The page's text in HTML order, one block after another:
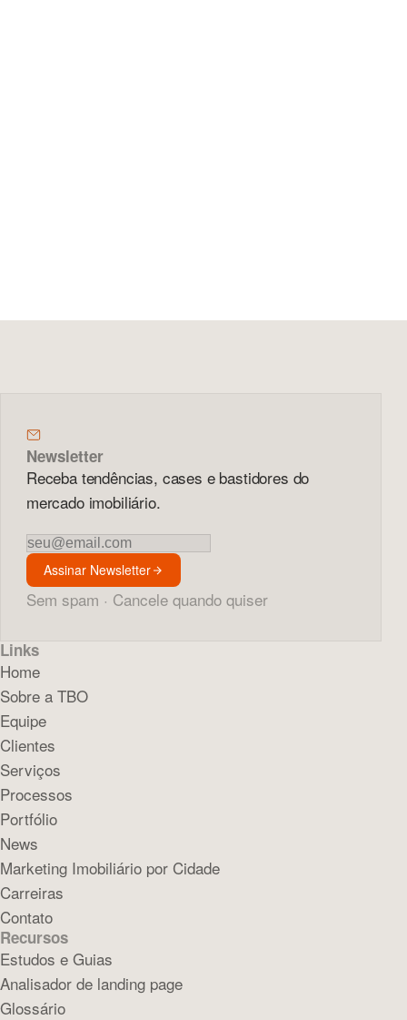
Newsletter
Receba tendências, cases e bastidores do
mercado imobiliário.
Newsletter
Assinar Newsletter
Sem spam · Cancele quando quiser
Links
Home
Sobre a TBO
Equipe
Clientes
Serviços
Processos
Portfólio
News
Marketing Imobiliário por Cidade
Carreiras
Contato
Recursos
Estudos e Guias
Analisador de landing page
Glossário